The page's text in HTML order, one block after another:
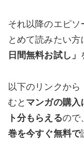
それ以降のエピソ
とめて読みたい
日間無料お試し」
以下のリンクか
むと マンガの購
ト分もらえるので
巻を今すぐ無料で